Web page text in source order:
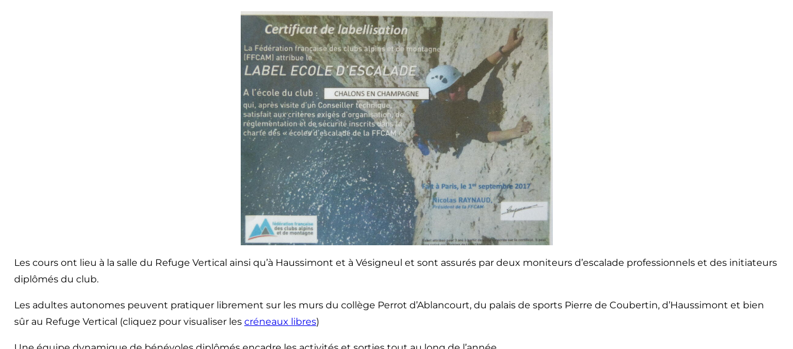
Les cours ont lieu à la salle du Refuge Vertical ainsi qu’à Haussimont et à Vésigneul et sont assurés par deux moniteurs d’escalade professionnels et des initiateurs
diplômés du club.
Les adultes autonomes peuvent pratiquer librement sur les murs du collège Perrot d’Ablancourt, du palais de sports Pierre de Coubertin, d’Haussimont et bien
sûr au Refuge Vertical (cliquez pour visualiser les créneaux libres)